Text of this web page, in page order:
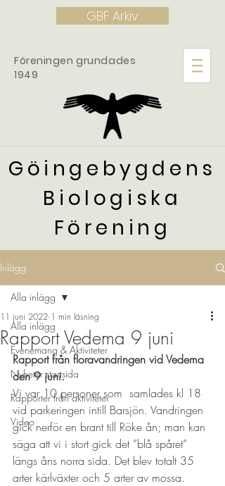
GBF Arkiv
Föreningen grundades
1949
Göingebygdens
Biologiska
Förening
Inlägg
Alla inlägg
Evenemang & Aktiviteter
Nyheter startsida
Rapporter från aktiviteter
Video
Alla inlägg
Rapport Vedema 9 juni
11 juni 2022 1 min läsning
Rapport från floravandringen vid Vedema
den 9 juni.
Vi var 10 personer som  samlades kl 18
vid parkeringen intill Barsjön. Vandringen
gick nerför en brant till Röke ån; man kan
säga att vi i stort gick det ”blå spåret”
längs åns norra sida. Det blev totalt 35
arter kärlväxter och 5 arter av mossa.